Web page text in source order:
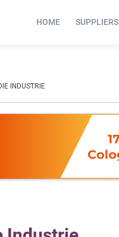
HOME SUPPLIERS
INDUSTRIE